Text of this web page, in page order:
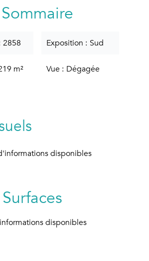
Sommaire
2858
m²
Exposition Sud
Vue Dégagée
disponibles
Surfaces
disponibles